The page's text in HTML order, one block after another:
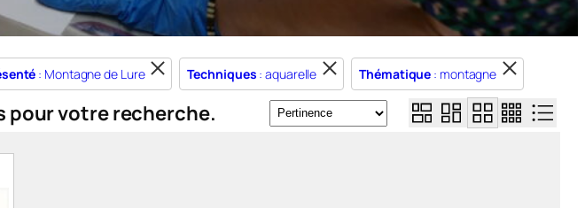
: Montagne de Lure Techniques : aquarelle Thématique : montagne
pour votre recherche.